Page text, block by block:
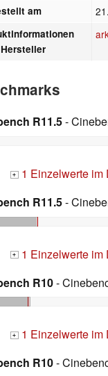
am
R11.5-
+ 1 Einzelwerte im
R11.5-
+ 1 Einzelwerte im
R10-
+ 1 Einzelwerte im
R10-